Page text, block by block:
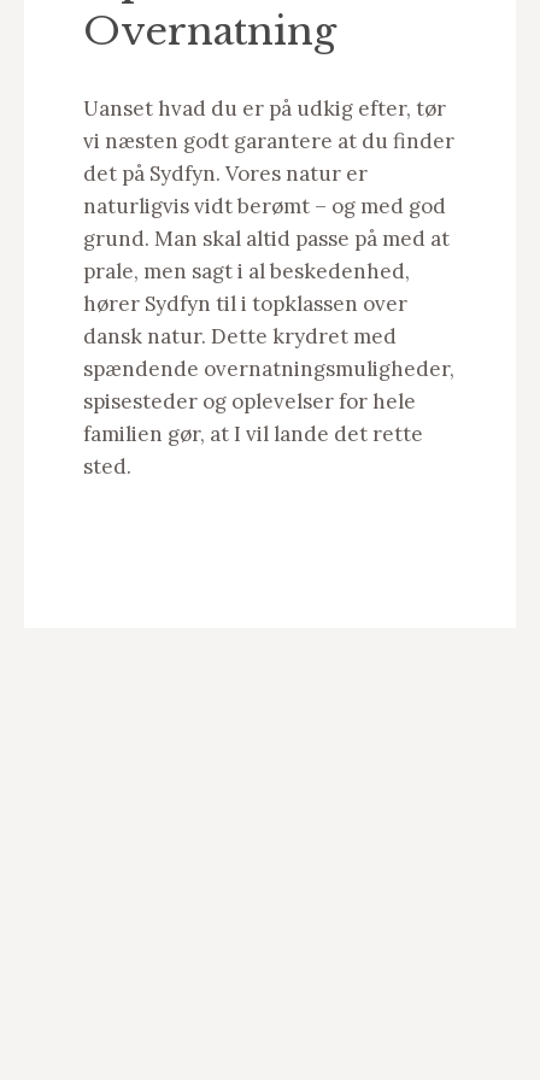
Overnatning
Uanset hvad du er på udkig efter, tør
vi næsten godt garantere at du finder
det på Sydfyn. Vores natur er
naturligvis vidt berømt – og med god
grund. Man skal altid passe på med at
prale, men sagt i al beskedenhed,
hører Sydfyn til i topklassen over
dansk natur. Dette krydret med
spændende overnatningsmuligheder,
spisesteder og oplevelser for hele
familien gør, at I vil lande det rette
sted.